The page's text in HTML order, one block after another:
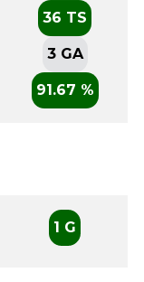
36 TS
3 GA
91.67 %
1 G